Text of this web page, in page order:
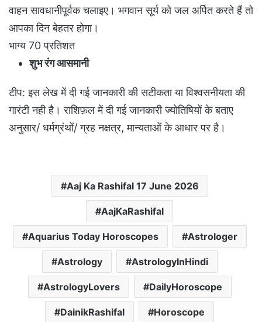
वाहन सावधानीपूर्वक चलाइए। भगवान सूर्य को जल अर्पित करते हैं तो
आपका दिन बेहतर होगा।
भाग्य 70 प्रतिशत
शुभ रंग आसमानी
टीप: इस लेख में दी गई जानकारी की सटीकता या विश्वसनीयता की
गारंटी नही है। राशिफ़ल में दी गई जानकारी ज्योतिषियों के बताए
अनुसार/ धर्मग्रंथों/ ग्रह नक्षत्र, मान्यताओं के आधार पर है।
Aaj Ka Rashifal 17 June 2026
AajKaRashifal
Aquarius Today Horoscopes Astrologer
Astrology AstrologyInHindi
AstrologyLovers DailyHoroscope
DainikRashifal Horoscope